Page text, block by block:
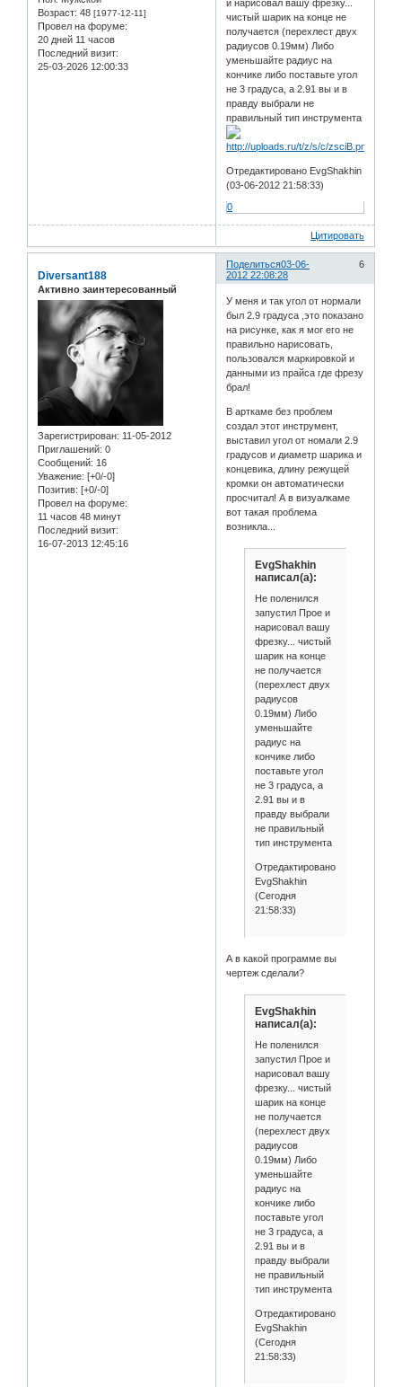
Возраст: 48 [1977-12-11]
Провел на форуме:
20 дней 11 часов
Последний визит:
25-03-2026 12:00:33
и нарисовал вашу фрезку...
чистый шарик на конце не
получается (перехлест двух
радиусов 0.19мм) Либо
уменьшайте радиус на
кончике либо поставьте угол
не 3 градуса, а 2.91 вы и в
правду выбрали не
правильный тип инструмента
Отредактировано EvgShakhin
(03-06-2012 21:58:33)
0
Цитировать
Поделиться 6
03-06-
2012 22:08:28
Diversant188
Активно заинтересованный
Зарегистрирован: 11-05-2012
Приглашений: 0
Сообщений: 16
Уважение: [+0/-0]
Позитив: [+0/-0]
Провел на форуме:
11 часов 48 минут
Последний визит:
16-07-2013 12:45:16
У меня и так угол от нормали
был 2.9 градуса ,это показано
на рисунке, как я мог его не
правильно нарисовать,
пользовался маркировкой и
данными из прайса где фрезу
брал!
В арткаме без проблем
создал этот инструмент,
выставил угол от номали 2.9
градусов и диаметр шарика и
концевика, длину режущей
кромки он автоматически
просчитал! А в визуалкаме
вот такая проблема
возникла...
EvgShakhin
написал(а):
Не поленился
запустил Прое и
нарисовал вашу
фрезку... чистый
шарик на конце
не получается
(перехлест двух
радиусов
0.19мм) Либо
уменьшайте
радиус на
кончике либо
поставьте угол
не 3 градуса, а
2.91 вы и в
правду выбрали
не правильный
тип инструмента
Отредактировано
EvgShakhin
(Сегодня
21:58:33)
А в какой программе вы
чертеж сделали?
EvgShakhin
написал(а):
Не поленился
запустил Прое и
нарисовал вашу
фрезку... чистый
шарик на конце
не получается
(перехлест двух
радиусов
0.19мм) Либо
уменьшайте
радиус на
кончике либо
поставьте угол
не 3 градуса, а
2.91 вы и в
правду выбрали
не правильный
тип инструмента
Отредактировано
EvgShakhin
(Сегодня
21:58:33)